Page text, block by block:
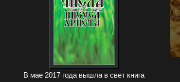
В мае 2017 года вышла в свет книга